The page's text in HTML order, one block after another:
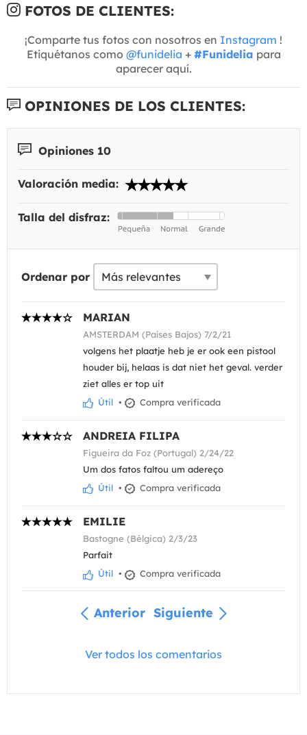
FOTOS DE CLIENTES:
¡Comparte tus fotos con nosotros en Instagram !
Etiquétanos como @funidelia + #Funidelia para
aparecer aquí.
OPINIONES DE LOS CLIENTES:
Opiniones 10
Valoración media:
Talla del disfraz:
Ordenar por
MARIAN
AMSTERDAM (Países Bajos) 7/2/21
volgens het plaatje heb je er ook een pistool
houder bij, helaas is dat niet het geval. verder
ziet alles er top uit
Útil • Compra verificada
ANDREIA FILIPA
Figueira da Foz (Portugal) 2/24/22
Um dos fatos faltou um adereço
Útil • Compra verificada
EMILIE
Bastogne (Bélgica) 2/3/23
Parfait
Útil • Compra verificada
Anterior Siguiente
Ver todos los comentarios